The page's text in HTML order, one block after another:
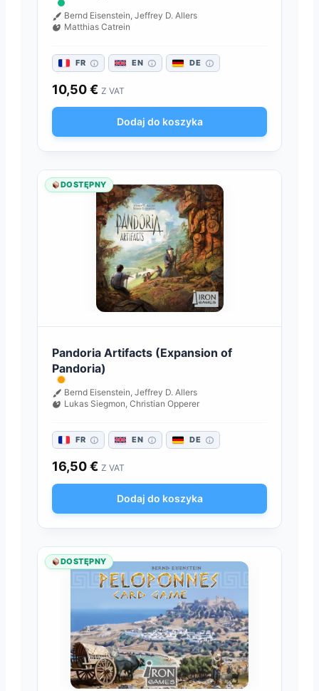
Bernd Eisenstein, Jeffrey D. Allers
Matthias Catrein
FR EN DE
10,50€ Z VAT
Dodaj do koszyka
DOSTĘPNY
Pandoria Artifacts (Expansion of
Pandoria)
Bernd Eisenstein, Jeffrey D. Allers
Lukas Siegmon, Christian Opperer
FR EN DE
16,50€ Z VAT
Dodaj do koszyka
DOSTĘPNY